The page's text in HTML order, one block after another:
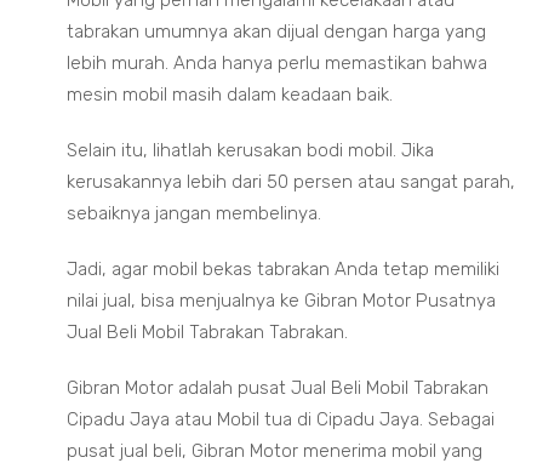
tabrakan umumnya akan dijual dengan harga yang
lebih murah. Anda hanya perlu memastikan bahwa
mesin mobil masih dalam keadaan baik.
Selain itu, lihatlah kerusakan bodi mobil. Jika
kerusakannya lebih dari 50 persen atau sangat parah,
sebaiknya jangan membelinya.
Jadi, agar mobil bekas tabrakan Anda tetap memiliki
nilai jual, bisa menjualnya ke Gibran Motor Pusatnya
Jual Beli Mobil Tabrakan Tabrakan.
Gibran Motor adalah pusat Jual Beli Mobil Tabrakan
Cipadu Jaya atau Mobil tua di Cipadu Jaya. Sebagai
pusat jual beli, Gibran Motor menerima mobil yang